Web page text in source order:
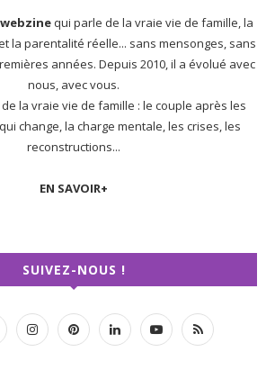
webzinequi parle de la vraie vie de famille, la
la parentalité réelle... sans mensonges, sans
années. Depuis 2010, il a évolué avec
nous, avec vous.
la vraie vie de famille : le couple après les
change, la charge mentale, les crises, les
reconstructions...
EN SAVOIR+
SUIVEZ-NOUS !